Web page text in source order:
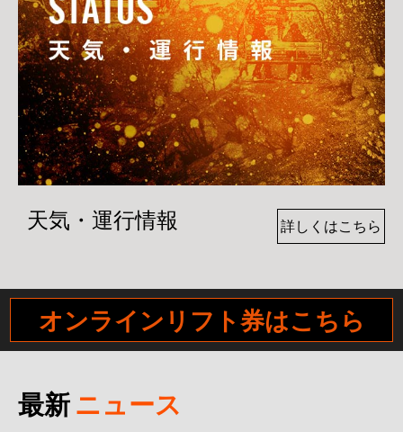
天気・運行情報 詳しくはこちら
オンラインリフト券はこちら
最新 ニュース